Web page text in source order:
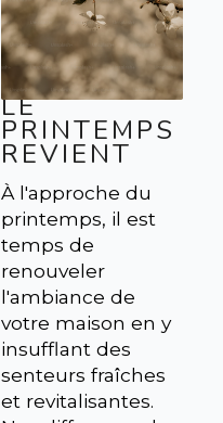
LE
PRINTEMPS
REVIENT
À l'approche du
printemps, il est
temps de
renouveler
l'ambiance de
votre maison en y
insufflant des
senteurs fraîches
et revitalisantes.